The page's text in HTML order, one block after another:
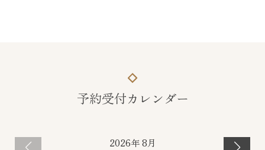
予約受付カレンダー
2026年 8月